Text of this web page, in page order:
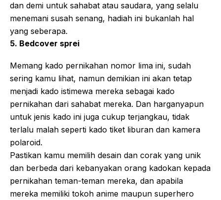
dan demi untuk sahabat atau saudara, yang selalu
menemani susah senang, hadiah ini bukanlah hal
yang seberapa.
5. Bedcover sprei
Memang kado pernikahan nomor lima ini, sudah
sering kamu lihat, namun demikian ini akan tetap
menjadi kado istimewa mereka sebagai kado
pernikahan dari sahabat mereka. Dan harganyapun
untuk jenis kado ini juga cukup terjangkau, tidak
terlalu malah seperti kado tiket liburan dan kamera
polaroid.
Pastikan kamu memilih desain dan corak yang unik
dan berbeda dari kebanyakan orang kadokan kepada
pernikahan teman-teman mereka, dan apabila
mereka memiliki tokoh anime maupun superhero